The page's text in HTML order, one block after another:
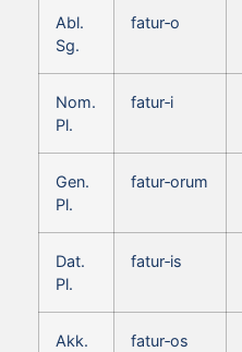
Abl.
Sg.
fatur‑o
Nom.
Pl.
fatur‑i
Gen.
Pl.
fatur‑orum
Dat.
Pl.
fatur‑is
Akk.
fatur‑os